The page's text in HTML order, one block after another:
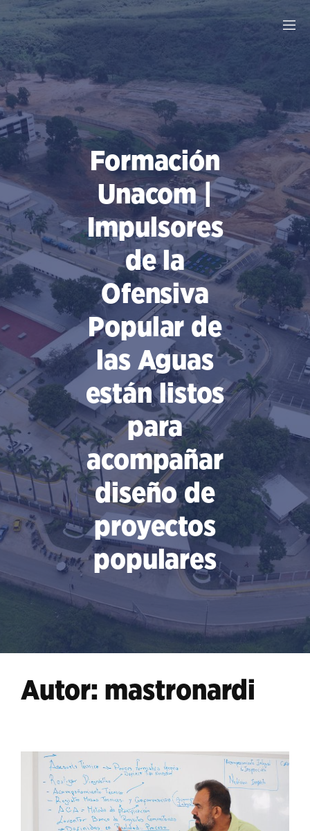
Saltar
al
contenido
Formación
Unacom |
Impulsores
de la
Ofensiva
Popular de
las Aguas
están listos
para
acompañar
diseño de
proyectos
populares
Autor: mastronardi